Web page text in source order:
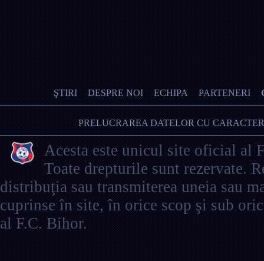
ŞTIRI DESPRE NOI ECHIPA PARTENERI
PRELUCRAREA DATELOR CU
Acesta este unicul site oficial al
Toate drepturile sunt rezervate.
distribuţia sau transmiterea uneia sau
cuprinse în site, în orice scop şi sub
al F.C. Bihor.